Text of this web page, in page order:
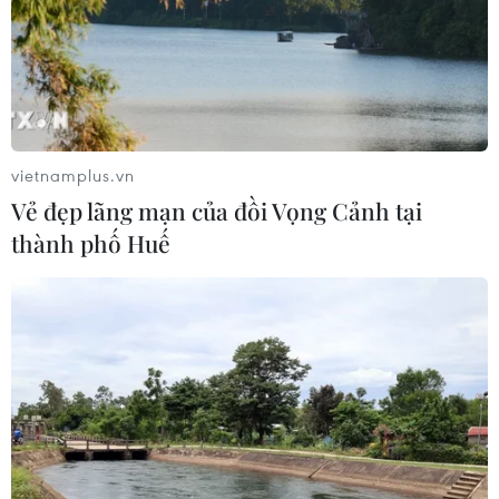
05/08/2026 04:58
EU tuyên bố vượt qua “phép thử” an
ninh biên giới sau khủng hoảng
Ceuta
05/08/2026 00:37
Nga và Ukraine tiếp tục tấn
Pháp ghi nhận tháng 7 nóng nhất
trong lịch sử
04/08/2026 15:17
vietnamplus.vn
Vẻ đẹp lãng mạn của đồi Vọng Cảnh tại
thành phố Huế